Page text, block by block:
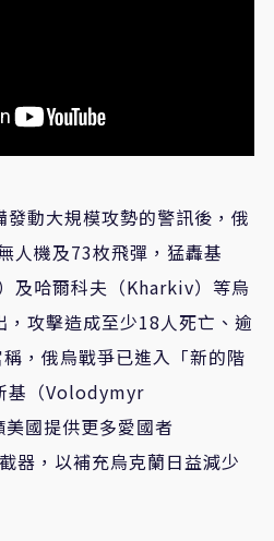
動大規模攻勢的警訊後，俄
人機及73枚飛彈，猛轟基
及哈爾科夫（Kharkiv）等烏
攻擊造成至少18人死亡、逾
，俄烏戰爭已進入「新的階
基（Volodymyr
國提供更多愛國者
器，以補充烏克蘭日益減少